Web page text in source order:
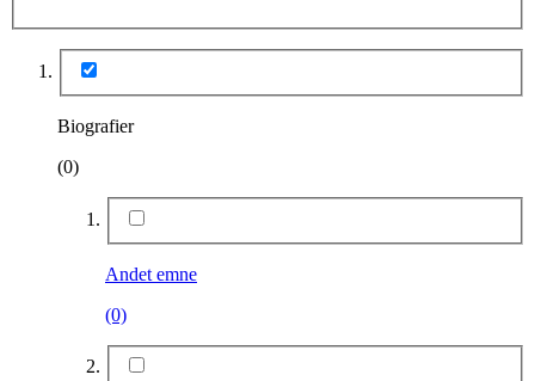
Biografier
(0)
Andet emne
(0)